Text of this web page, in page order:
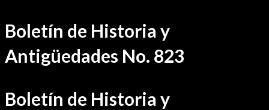
Ir
al
contenido
Boletín de Historia y
Antigüedades No. 823
Boletín de Historia y